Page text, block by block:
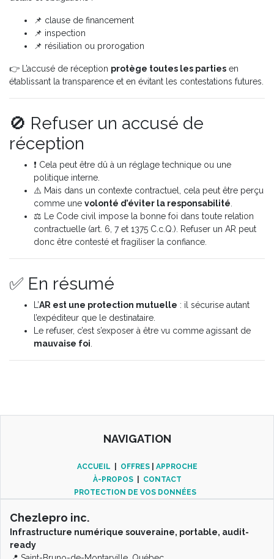
📌 clause de financement
📌 inspection
📌 résiliation ou prorogation
👉 L’accusé de réception protège toutes les parties en
établissant la transparence et en évitant les contestations futures.
🚫 Refuser un accusé de
réception
❗ Cela peut être dû à un réglage technique ou une
politique interne.
⚠️ Mais dans un contexte contractuel, cela peut être perçu
comme une volonté d’éviter la responsabilité
⚖️ Le Code civil impose la bonne foi dans toute relation
contractuelle (art. 6, 7 et 1375 C.c.Q.). Refuser un AR peut
donc être contesté et fragiliser la confiance.
✅ En résumé
L’AR est une protection mutuelle : il sécurise autant
l’expéditeur que le destinataire.
Le refuser, c’est s’exposer à être vu comme agissant de
mauvaise foi
NAVIGATION
ACCUEIL OFFRES
APPROCHE
À-PROPOS
CONTACT
PROTECTION DE VOS DONNÉES
Chezlepro inc.
Infrastructure numérique souveraine, portable, audit-
ready